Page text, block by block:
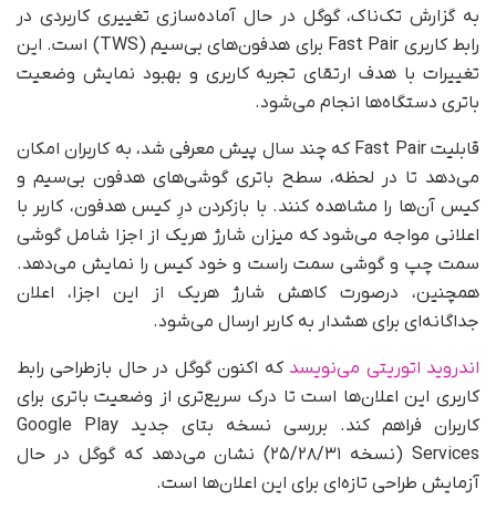
به گزارش تک‌ناک، گوگل در حال آماده‌سازی تغییری کاربردی در
رابط کاربری Fast Pair برای هدفون‌های بی‌سیم (TWS) است. این
تغییرات با هدف ارتقای تجربه کاربری و بهبود نمایش وضعیت
باتری دستگاه‌ها انجام می‌شود.
قابلیت Fast Pair که چند سال پیش معرفی شد، به کاربران امکان
می‌دهد تا در لحظه، سطح باتری گوشی‌های هدفون بی‌سیم و
کیس آن‌ها را مشاهده کنند. با بازکردن درِ کیس هدفون، کاربر با
اعلانی مواجه می‌شود که میزان شارژ هریک از اجزا شامل گوشی
سمت چپ و گوشی سمت راست و خود کیس را نمایش می‌دهد.
همچنین، درصورت کاهش شارژ هریک از این اجزا، اعلان
جداگانه‌ای برای هشدار به کاربر ارسال می‌شود.
اندروید اتوریتی می‌نویسد که اکنون گوگل در حال بازطراحی رابط
کاربری این اعلان‌ها است تا درک سریع‌تری از وضعیت باتری برای
کاربران فراهم کند. بررسی نسخه بتای جدید Google Play
Services (نسخه ۲۵/۲۸/۳۱) نشان می‌دهد که گوگل در حال
آزمایش طراحی تازه‌ای برای این اعلان‌ها است.